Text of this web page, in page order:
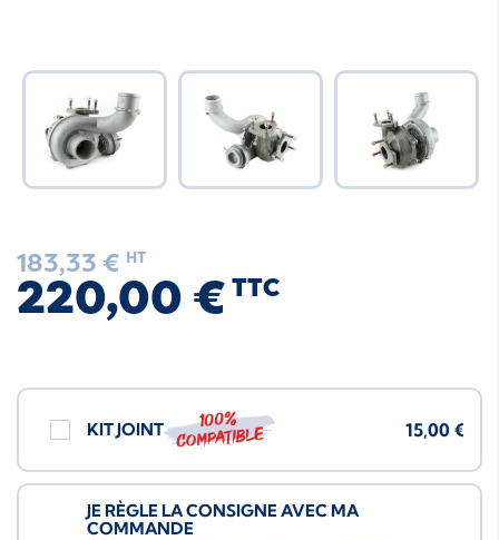
183,33 € HT
220,00 € TTC
KIT JOINT 100%
compatible 15,00 €
JE RÈGLE LA CONSIGNE AVEC MA
COMMANDE